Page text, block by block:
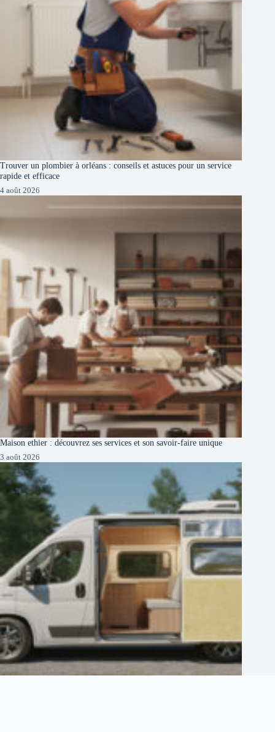
Trouver un plombier à orléans : conseils et astuces pour un service
rapide et efficace
4 août 2026
Maison ethier : découvrez ses services et son savoir-faire unique
3 août 2026